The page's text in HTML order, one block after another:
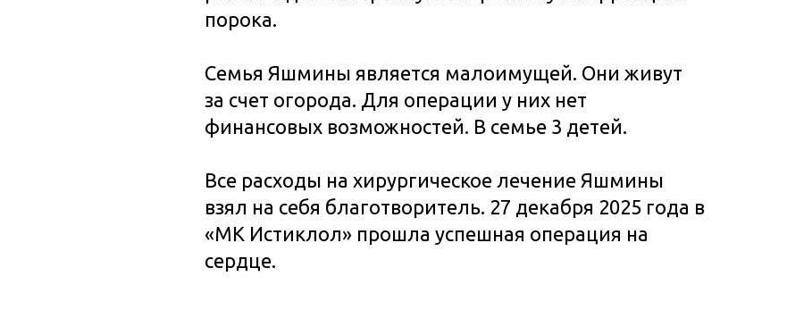
порока.
Семья Яшмины является малоимущей. Они живут
за счет огорода. Для операции у них нет
финансовых возможностей. В семье 3 детей.
Все расходы на хирургическое лечение Яшмины
взял на себя благотворитель. 27 декабря 2025 года в
«МК Истиклол» прошла успешная операция на
сердце.